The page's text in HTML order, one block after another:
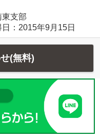
東支部
：2015年9月15日
(無料)